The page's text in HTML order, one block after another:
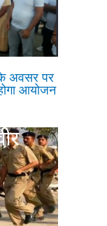
अवसर पर
आयोजन